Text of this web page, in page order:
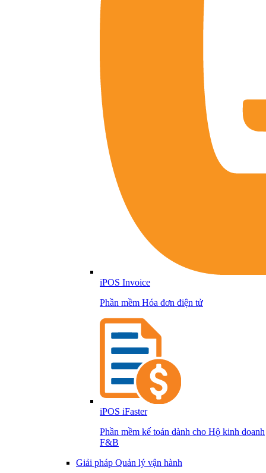
iPOS Invoice
Phần mềm Hóa đơn điện tử
iPOS iFaster
Phần mềm kế toán dành cho Hộ kinh doanh
F&B
Giải pháp Quản lý vận hành